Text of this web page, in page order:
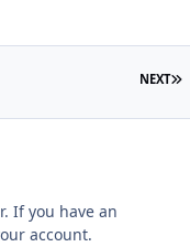
NEXT
If you have an
account.